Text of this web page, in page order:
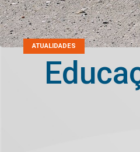
ATUALIDADES